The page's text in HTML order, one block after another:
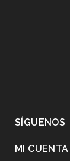
SÍGUENOS
MI CUENTA